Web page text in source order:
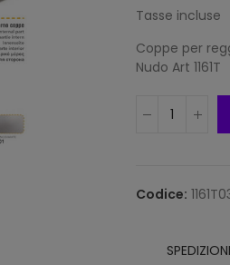
Tasse incluse
Coppe per
Nudo Art 1161T
Codice: